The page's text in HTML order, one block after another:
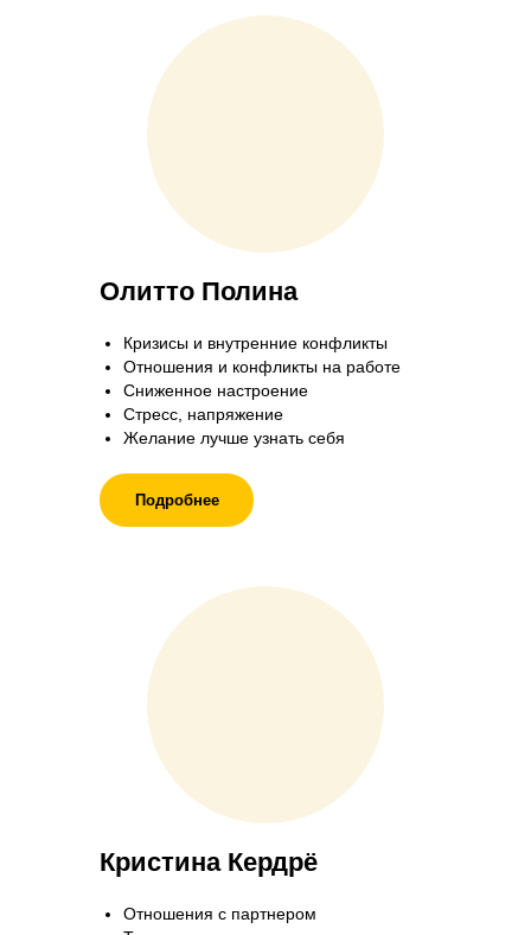
Олитто Полина
Кризисы и внутренние конфликты
Отношения и конфликты на работе
Сниженное настроение
Стресс, напряжение
Желание лучше узнать себя
Подробнее
Кристина Кердрё
Отношения с партнером